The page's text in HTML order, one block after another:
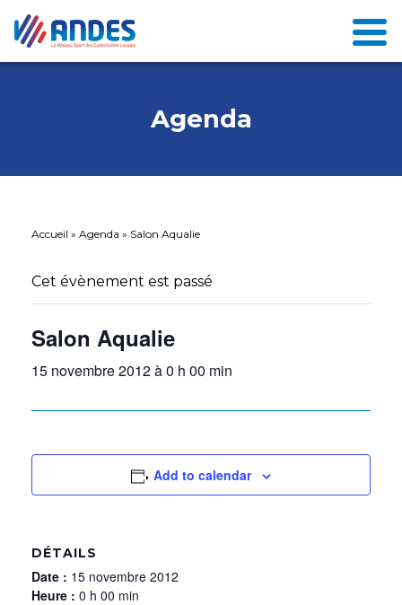
Agenda
Accueil » Agenda » Salon Aqualie
Cet évènement est passé
Salon Aqualie
15 novembre 2012 à 0 h 00 min
Add to calendar
DÉTAILS
Date : 15 novembre 2012
Heure : 0 h 00 min